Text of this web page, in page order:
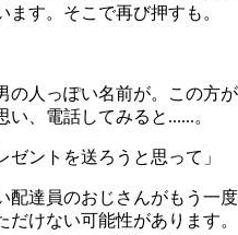
す。そこで再び押すも。
の人っぽい名前が。この方が
、電話してみると......。
ゼントを送ろうと思って」
配達員のおじさんがもう一度
けない可能性があります。